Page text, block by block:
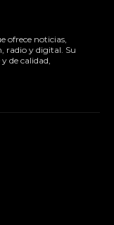
ofrece noticias,
radio y digital. Su
de calidad,